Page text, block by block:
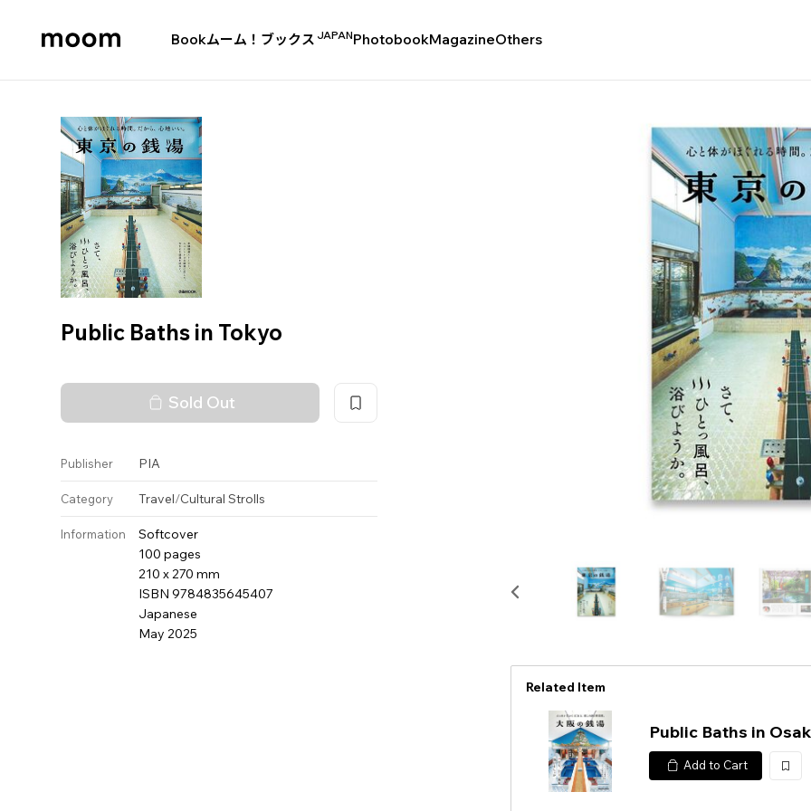
Bookムーム！ブックス JAPANPhotobookMagazineOthers
Public Baths in Tokyo
Sold Out
Publisher PIA
Category Travel/Cultural Strolls
Information
Softcover
100 pages
210 x 270 mm
ISBN 9784835645407
Japanese
May 2025
Related Item
Public Baths in
Add to Cart
加